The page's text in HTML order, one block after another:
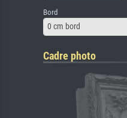
Bord
0 cm bord
Cadre photo